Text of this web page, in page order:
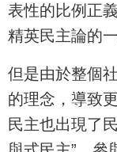
表性的比例正
精英民主
但是由於整個
的理念，導致
民主也出現了